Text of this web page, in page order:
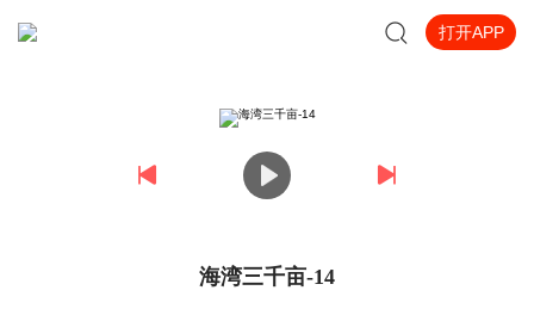
打开APP
海湾三千亩-14